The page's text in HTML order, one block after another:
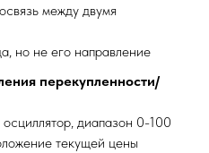
между двумя
но не его направление
перекупленности/
диапазон 0-100
текущей цены